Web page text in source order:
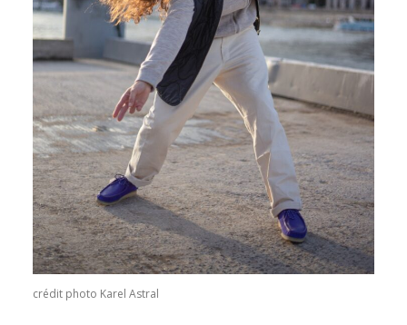
crédit photo Karel Astral